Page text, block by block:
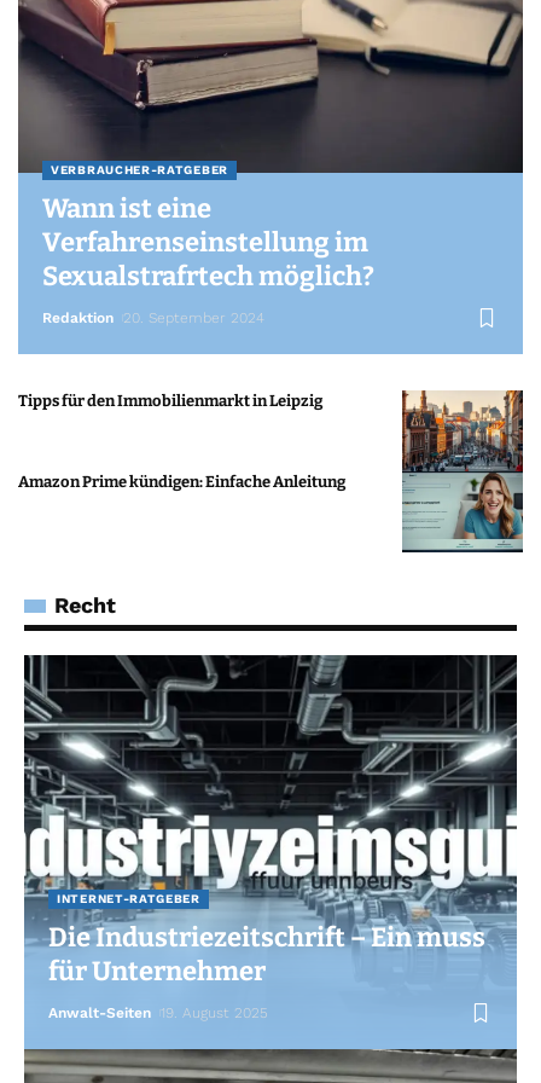
VERBRAUCHER-RATGEBER
Wann ist eine
Verfahrenseinstellung im
Sexualstrafrtech möglich?
Redaktion 20. September 2024
Tipps für den Immobilienmarkt in Leipzig
Amazon Prime kündigen: Einfache Anleitung
Recht
INTERNET-RATGEBER
Die Industriezeitschrift – Ein muss
für Unternehmer
Anwalt-Seiten 19. August 2025